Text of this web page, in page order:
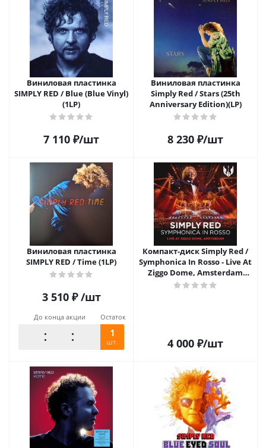
Виниловая пластинка
SIMPLY RED / Blue (Blue Vinyl)
(1LP)
7 110 ₽/шт
Виниловая пластинка
Simply Red / Stars (25th
Anniversary Edition)(LP)
8 230 ₽/шт
Виниловая пластинка
SIMPLY RED / Time (1LP)
3 510₽ /шт
До конца акции Остаток
1
шт.
Компакт-диск Simply Red /
Symphonica In Rosso - Live At
Ziggo Dome, Amsterdam
(CD+DVD)
4 000 ₽/шт